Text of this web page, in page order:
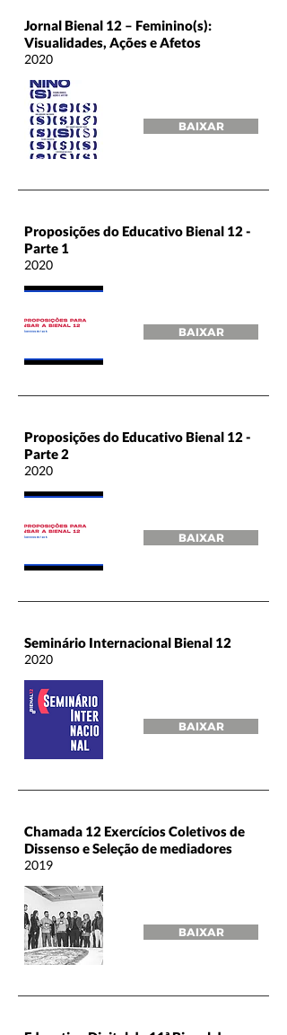
Jornal Bienal 12 – Feminino(s):
Visualidades, Ações e Afetos
2020
BAIXAR
Proposições do Educativo Bienal 12 -
Parte 1
2020
BAIXAR
Proposições do Educativo Bienal 12 -
Parte 2
2020
BAIXAR
Seminário Internacional Bienal 12
2020
BAIXAR
Chamada 12 Exercícios Coletivos de
Dissenso e Seleção de mediadores
2019
BAIXAR